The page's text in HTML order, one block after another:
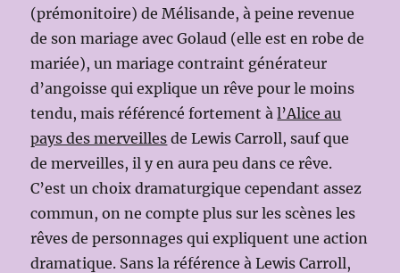
(prémonitoire) de Mélisande, à peine revenue
de son mariage avec Golaud (elle est en robe de
mariée), un mariage contraint générateur
d’angoisse qui explique un rêve pour le moins
tendu, mais référencé fortement àl’Alice au
pays des merveilles de Lewis Carroll, sauf que
de merveilles, il y en aura peu dans ce rêve.
C’est un choix dramaturgique cependant assez
commun, on ne compte plus sur les scènes les
rêves de personnages qui expliquent une action
dramatique. Sans la référence à Lewis Carroll,